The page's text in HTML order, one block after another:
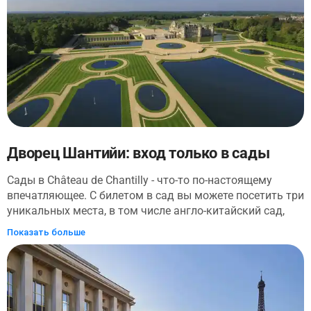
архитектурных стилях Ле Корбюзье, вилла включает в
себя основные элементы дизайна: пилот, сад на крыше,
открытую планировку, горизонтальные окна и
свободный фасад.
Дворец Шантийи: вход только в сады
Сады в Château de Chantilly - что-то по-настоящему
впечатляющее. С билетом в сад вы можете посетить три
уникальных места, в том числе англо-китайский сад,
который послужил источником вдохновения для
деревушки Марии-Антуанетты в Версале. После того,
как вы прогулялись по загородным домам с
растениями в китайском саду в симпатичном стиле,
неторопливо прогуляйтесь до следующей остановки -
Английского сада. Идеально подходящий для
Показать больше